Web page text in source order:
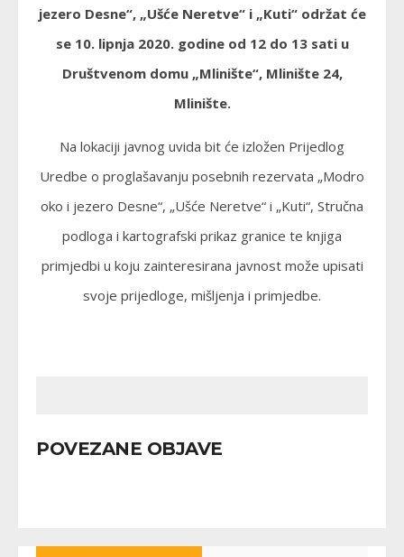
jezero Desne“, „Ušće Neretve“ i „Kuti“ održat će
se 10. lipnja 2020. godine od 12 do 13 sati u
Društvenom domu „Mlinište“, Mlinište 24,
Mlinište.
Na lokaciji javnog uvida bit će izložen Prijedlog
Uredbe o proglašavanju posebnih rezervata „Modro
oko i jezero Desne“, „Ušće Neretve“ i „Kuti“, Stručna
podloga i kartografski prikaz granice te knjiga
primjedbi u koju zainteresirana javnost može upisati
svoje prijedloge, mišljenja i primjedbe.
POVEZANE OBJAVE